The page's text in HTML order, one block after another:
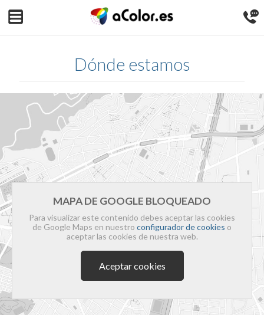
Dónde estamos
MAPA DE GOOGLE BLOQUEADO
Para visualizar este contenido debes aceptar las cookies
de Google Maps en nuestro configurador de cookies o
aceptar las cookies de nuestra web.
Aceptar cookies